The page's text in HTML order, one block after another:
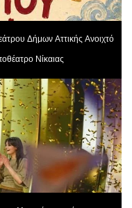
Δήμων Αττικής Ανοιχτό
Νίκαιας